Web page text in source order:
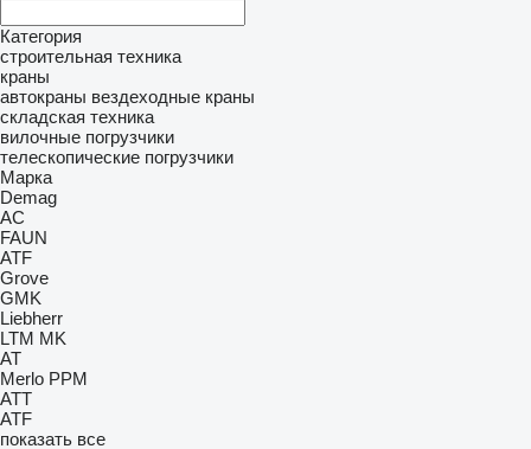
Категория
строительная техника
краны
автокраны вездеходные краны
складская техника
вилочные погрузчики
телескопические погрузчики
Марка
Demag
AC
FAUN
ATF
Grove
GMK
Liebherr
LTM MK
AT
Merlo PPM
ATT
ATF
показать все